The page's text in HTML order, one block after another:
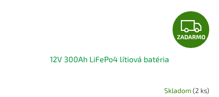
Z
A
A
ZADARMO
12V 300Ah LiFePo4 lítiová batéria
Skladom(2 ks)